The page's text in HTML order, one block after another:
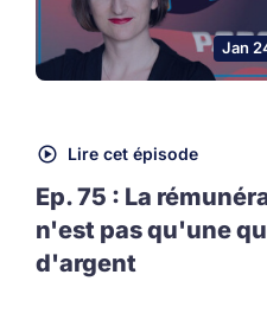
Jan
Lire cet épisode
Ep. 75 : La
n'est pas qu'une
d'argent